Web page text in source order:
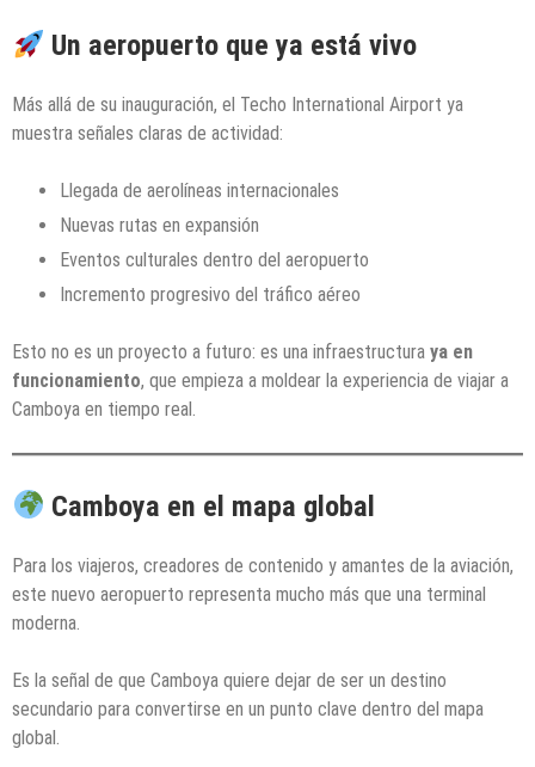
Un aeropuerto que ya está vivo
Más allá de su inauguración, el Techo International Airport ya
muestra señales claras de actividad:
Llegada de aerolíneas internacionales
Nuevas rutas en expansión
Eventos culturales dentro del aeropuerto
Incremento progresivo del tráfico aéreo
Esto no es un proyecto a futuro: es una infraestructura ya en
funcionamiento, que empieza a moldear la experiencia de viajar a
Camboya en tiempo real.
Camboya en el mapa global
Para los viajeros, creadores de contenido y amantes de la aviación,
este nuevo aeropuerto representa mucho más que una terminal
moderna.
Es la señal de que Camboya quiere dejar de ser un destino
secundario para convertirse en un punto clave dentro del mapa
global.